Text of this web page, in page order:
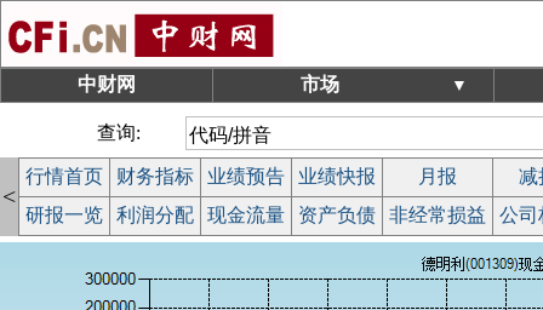
中财网 市场 ▼
查询:
<
行情首页 财务指标 业绩预告 业绩快报 月报
减
研报一览
利润分配 现金流量 资产负债 非经常损益 公司